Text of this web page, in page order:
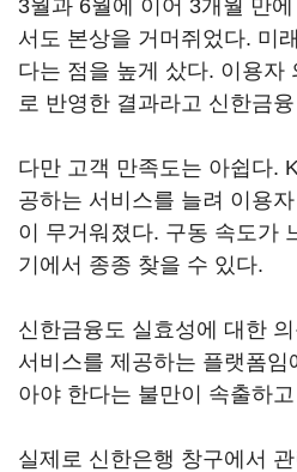
3월과 6월에 이어 3개월 만
서도 본상을 거머쥐었다. 미
다는 점을 높게 샀다. 이용자
로 반영한 결과라고 신한금
다만 고객 만족도는 아쉽다.
공하는 서비스를 늘려 이용
이 무거워졌다. 구동 속도가
기에서 종종 찾을 수 있다.
신한금융도 실효성에 대한
서비스를 제공하는 플랫폼
아야 한다는 불만이 속출하
실제로 신한은행 창구에서